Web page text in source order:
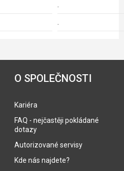
-
-
O SPOLEČNOSTI
Kariéra
FAQ - nejčastěji pokládané
dotazy
Autorizované servisy
Kde nás najdete?